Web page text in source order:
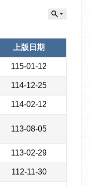
上版日期
115-01-12
114-12-25
114-02-12
113-08-05
113-02-29
112-11-30